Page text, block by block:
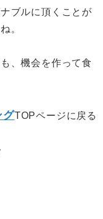
ブルに頂くことが
。
、機会を作って食
グTOPページに戻る